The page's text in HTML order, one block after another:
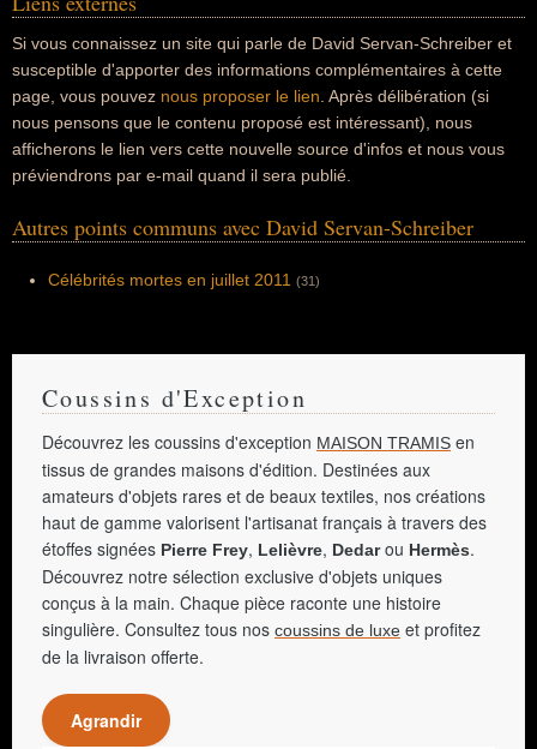
Si vous connaissez un site qui parle de David Servan-Schreiber et
susceptible d'apporter des informations complémentaires à cette
page, vous pouvez nous proposer le lien . Après délibération (si
nous pensons que le contenu proposé est intéressant), nous
afficherons le lien vers cette nouvelle source d'infos et nous vous
préviendrons par e-mail quand il sera publié.
Autres points communs avec David Servan-Schreiber
Célébrités mortes en juillet 2011 (31)
Coussins d'Exception
Découvrez les coussins d'exception MAISON TRAMIS en
tissus de grandes maisons d'édition. Destinées aux
amateurs d'objets rares et de beaux textiles, nos créations
haut de gamme valorisent l'artisanat français à travers des
étoffes signées Pierre Frey, Lelièvre, Dedarou Hermès.
Découvrez notre sélection exclusive d'objets uniques
conçus à la main. Chaque pièce raconte une histoire
singulière. Consultez tous nos coussins de luxe et profitez
de la livraison offerte.
Agrandir